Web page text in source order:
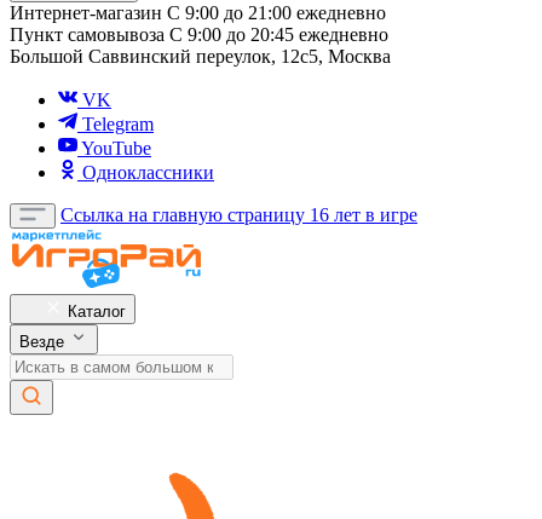
Интернет-магазин С 9:00 до 21:00 ежедневно
Пункт самовывоза С 9:00 до 20:45 ежедневно
Большой Саввинский переулок, 12с5, Москва
VK
Telegram
YouTube
Одноклассники
Ссылка на главную страницу 16 лет в игре
Каталог
Везде